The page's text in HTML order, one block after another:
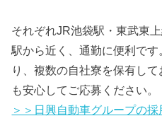
それぞれJR池袋駅・東武東
駅から近く、通勤に便利で
り、複数の自社寮を保有し
も安心してご応募ください。
＞＞日興自動車グループの